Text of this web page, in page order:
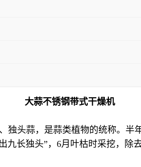
大蒜不锈钢带式干燥机
独头蒜，是蒜类植物的统称。
长独头”，6月叶枯时采挖，除